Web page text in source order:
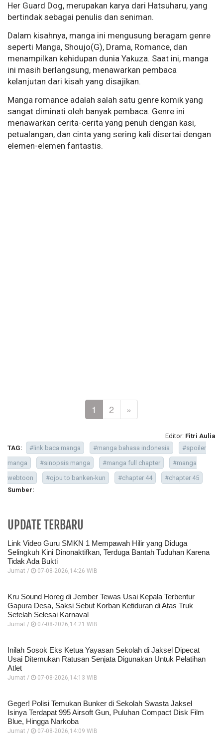
Her Guard Dog, merupakan karya dari Hatsuharu, yang
bertindak sebagai penulis dan seniman.
Dalam kisahnya, manga ini mengusung beragam genre
seperti Manga, Shoujo(G), Drama, Romance, dan
menampilkan kehidupan dunia Yakuza. Saat ini, manga
ini masih berlangsung, menawarkan pembaca
kelanjutan dari kisah yang disajikan.
Manga romance adalah salah satu genre komik yang
sangat diminati oleh banyak pembaca. Genre ini
menawarkan cerita-cerita yang penuh dengan kasi,
petualangan, dan cinta yang sering kali disertai dengan
elemen-elemen fantastis.
1 2 »
Editor: Fitri Aulia
TAG:
#link baca manga #manga bahasa indonesia
#spoiler
manga
#sinopsis manga #manga full chapter
#manga
webtoon
#ojou to banken-kun #chapter 44
#chapter 45
Sumber:
UPDATE TERBARU
Link Video Guru SMKN 1 Mempawah Hilir yang Diduga
Selingkuh Kini Dinonaktifkan, Terduga Bantah Tuduhan Karena
Tidak Ada Bukti
Jumat / 07-08-2026,14:26 WIB
Kru Sound Horeg di Jember Tewas Usai Kepala Terbentur
Gapura Desa, Saksi Sebut Korban Ketiduran di Atas Truk
Setelah Selesai Karnaval
Jumat / 07-08-2026,14:21 WIB
Inilah Sosok Eks Ketua Yayasan Sekolah di Jaksel Dipecat
Usai Ditemukan Ratusan Senjata Digunakan Untuk Pelatihan
Atlet
Jumat / 07-08-2026,14:13 WIB
Geger! Polisi Temukan Bunker di Sekolah Swasta Jaksel
Isinya Terdapat 995 Airsoft Gun, Puluhan Compact Disk Film
Blue, Hingga Narkoba
Jumat / 07-08-2026,14:09 WIB